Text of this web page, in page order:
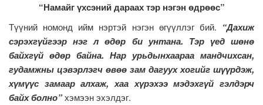
“Намайг үхсэний дараах тэр нэгэн өдрөөс”
Түүний номонд ийм нэртэй нэгэн өгүүллэг бий. “Дахиж
сэрэхгүйгээр нэг л өдөр би унтана. Тэр үед шөнө
байхгүй өдөр байна. Нар урьдынхаараа мандчихсан,
гудамжны цэвэрлэгч өвөө зам дагуух хогийг шүүрдэж,
хүмүүс замаар алхаж, хаа хүрэхээ мэдэхгүй гэлдэрч
байх болно”хэмээн эхэлдэг.